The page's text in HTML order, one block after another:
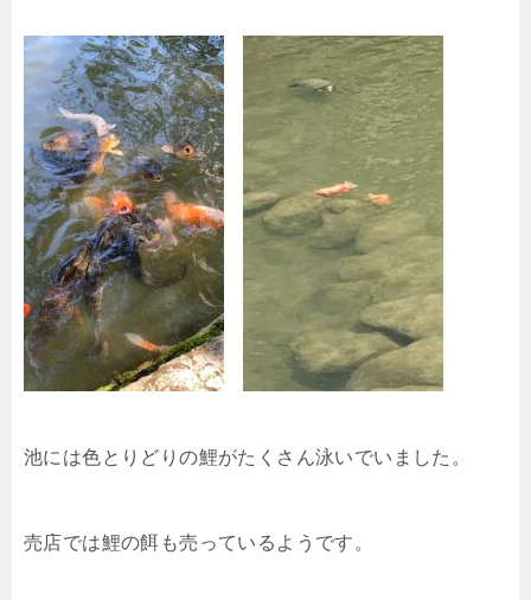
池には色とりどりの鯉がたくさん泳いでいました。
売店では鯉の餌も売っているようです。